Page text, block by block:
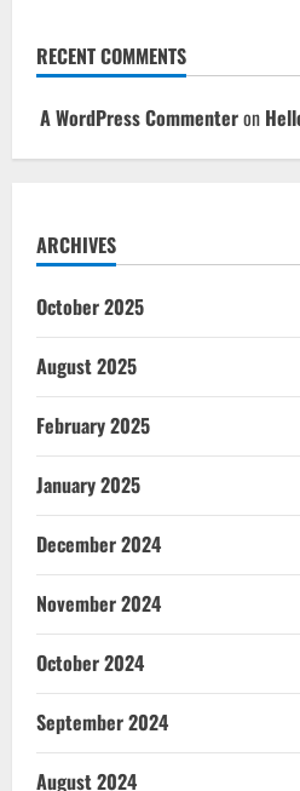
RECENT COMMENTS
A WordPress Commenteron
ARCHIVES
October 2025
August 2025
February 2025
January 2025
December 2024
November 2024
October 2024
September 2024
August 2024